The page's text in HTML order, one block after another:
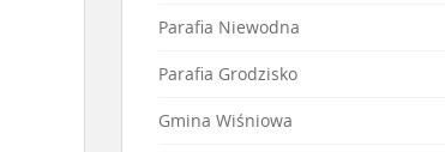
Parafia Niewodna
Parafia Grodzisko
Gmina Wiśniowa